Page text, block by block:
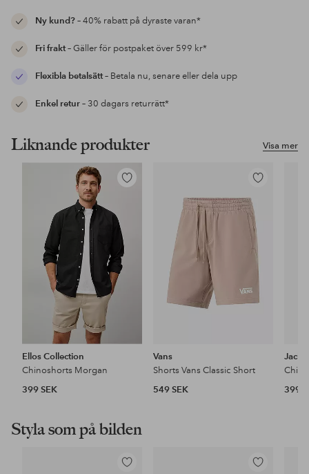
Ny kund?– 40% rabatt på dyraste varan*
Fri frakt– Gäller för postpaket över 599 kr*
Flexibla betalsätt– Betala nu, senare eller dela upp
Enkel retur– 30 dagars returrätt*
Visa mer
Liknande produkter
Lägg
favoriter
Ellos Collection
Chinoshorts Morgan
399 SEK
Lägg
till
i
favoriter
Vans
Shorts Vans Classic Short
549 SEK
Jack
399
Styla som på bilden
Lägg
Lägg